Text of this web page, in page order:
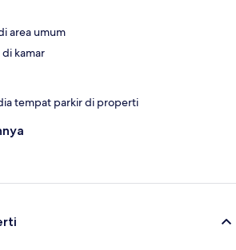
area umum
kamar
tempat parkir di properti